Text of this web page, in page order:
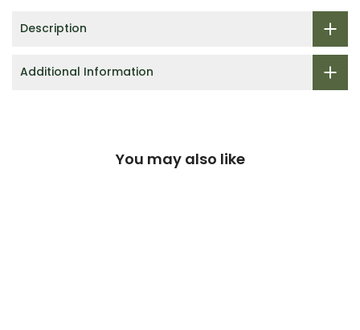
Description
Additional Information
You may also like